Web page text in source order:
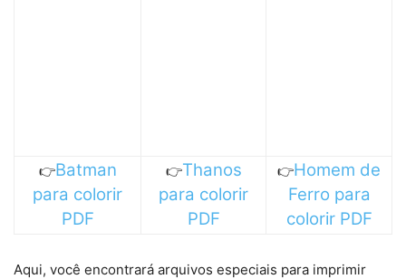
👉Batman
para colorir
PDF
👉Thanos
para colorir
PDF
👉Homem de
Ferro para
colorir PDF
Aqui, você encontrará arquivos especiais para imprimir